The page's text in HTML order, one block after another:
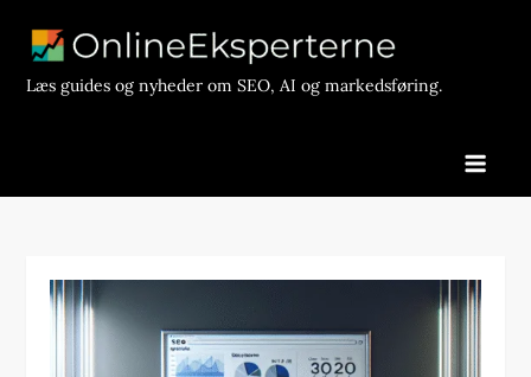
contentLæs guides og nyheder om SEO, AI og markedsføring.